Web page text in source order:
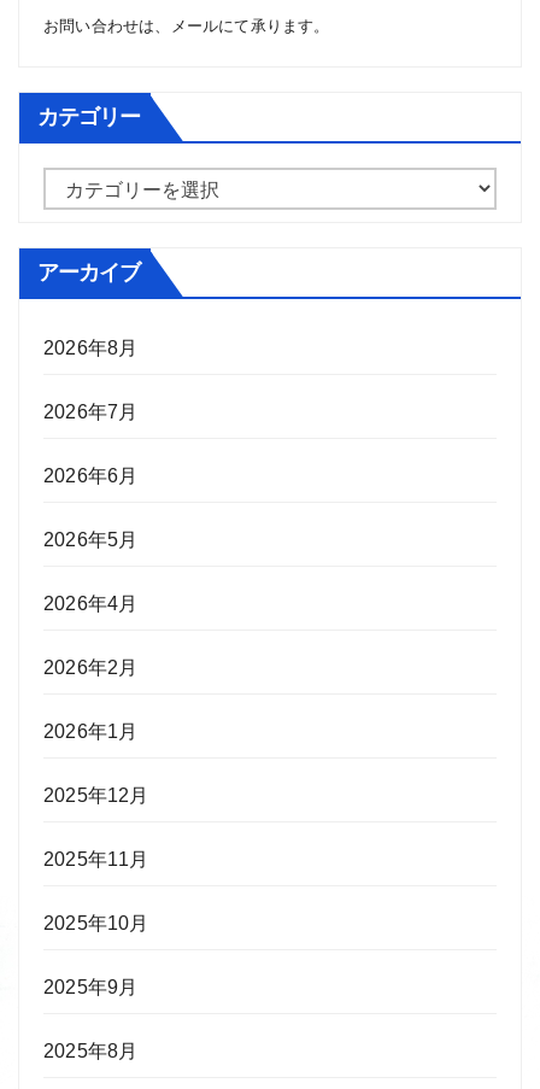
お問い合わせは、 メールにて承ります。
カテゴリー
アーカイブ
2026年8月
2026年7月
2026年6月
2026年5月
2026年4月
2026年2月
2026年1月
2025年12月
2025年11月
2025年10月
2025年9月
2025年8月